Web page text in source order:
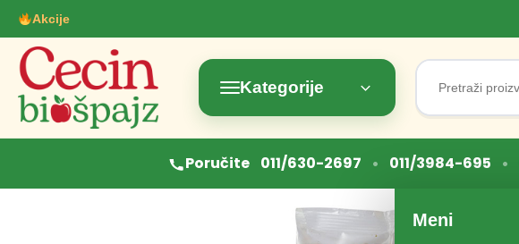
Akcije
Kategorije
Search
for:
Poručite 011/630-2697 • 011/3984-695 •
Meni